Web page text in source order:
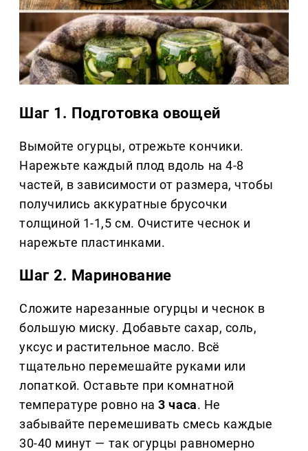
Шаг 1. Подготовка овощей
Вымойте огурцы, отрежьте кончики.
Нарежьте каждый плод вдоль на 4-8
частей, в зависимости от размера, чтобы
получились аккуратные брусочки
толщиной 1-1,5 см. Очистите чеснок и
нарежьте пластинками.
Шаг 2. Маринование
Сложите нарезанные огурцы и чеснок в
большую миску. Добавьте сахар, соль,
уксус и растительное масло. Всё
тщательно перемешайте руками или
лопаткой. Оставьте при комнатной
температуре ровно на3 часа. Не
забывайте перемешивать смесь каждые
30-40 минут — так огурцы равномерно